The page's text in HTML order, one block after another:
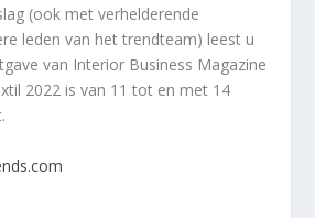
(ook met verhelderende
leden van het trendteam) leest u
van Interior Business Magazine
2022 is van 11 tot en met 14